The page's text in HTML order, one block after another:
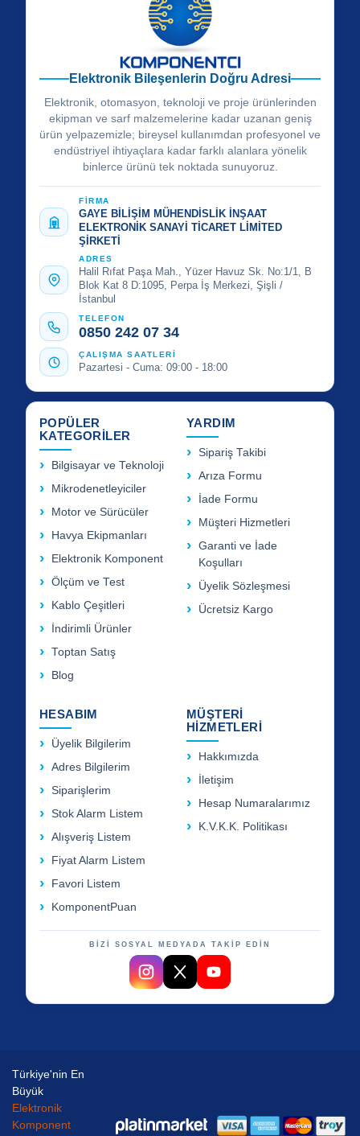
Elektronik Bileşenlerin Doğru Adresi
Elektronik, otomasyon, teknoloji ve proje ürünlerinden
ekipman ve sarf malzemelerine kadar uzanan geniş
ürün yelpazemizle; bireysel kullanımdan profesyonel ve
endüstriyel ihtiyaçlara kadar farklı alanlara yönelik
binlerce ürünü tek noktada sunuyoruz.
FİRMA
GAYE BİLİŞİM MÜHENDİSLİK İNŞAAT
ELEKTRONİK SANAYİ TİCARET LİMİTED
ŞİRKETİ
ADRES
Halil Rıfat Paşa Mah., Yüzer Havuz Sk. No:1/1, B
Blok Kat 8 D:1095, Perpa İş Merkezi, Şişli /
İstanbul
TELEFON
0850 242 07 34
ÇALIŞMA SAATLERİ
Pazartesi - Cuma: 09:00 - 18:00
POPÜLER
KATEGORİLER
Bilgisayar ve Teknoloji
Mikrodenetleyiciler
Motor ve Sürücüler
Havya Ekipmanları
Elektronik Komponent
Ölçüm ve Test
Kablo Çeşitleri
İndirimli Ürünler
Toptan Satış
Blog
YARDIM
Sipariş Takibi
Arıza Formu
İade Formu
Müşteri Hizmetleri
Garanti ve İade
Koşulları
Üyelik Sözleşmesi
Ücretsiz Kargo
HESABIM
Üyelik Bilgilerim
Adres Bilgilerim
Siparişlerim
Stok Alarm Listem
Alışveriş Listem
Fiyat Alarm Listem
Favori Listem
KomponentPuan
MÜŞTERİ
HİZMETLERİ
Hakkımızda
İletişim
Hesap Numaralarımız
K.V.K.K. Politikası
BİZİ SOSYAL MEDYADA TAKİP EDİN
Türkiye'nin En
Büyük
Elektronik
Komponent